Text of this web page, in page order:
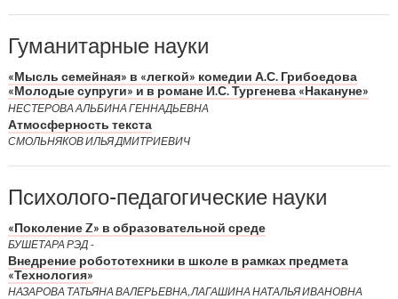
Гуманитарные науки
«Мысль семейная» в «легкой» комедии А.С. Грибоедова
«Молодые супруги» и в романе И.С. Тургенева «Накануне»
НЕСТЕРОВА АЛЬБИНА ГЕННАДЬЕВНА
Атмосферность текста
СМОЛЬНЯКОВ ИЛЬЯ ДМИТРИЕВИЧ
Психолого-педагогические науки
«Поколение Z» в образовательной среде
БУШЕТАРА РЭД -
Внедрение робототехники в школе в рамках предмета
«Технология»
НАЗАРОВА ТАТЬЯНА ВАЛЕРЬЕВНА, ЛАГАШИНА НАТАЛЬЯ ИВАНОВНА